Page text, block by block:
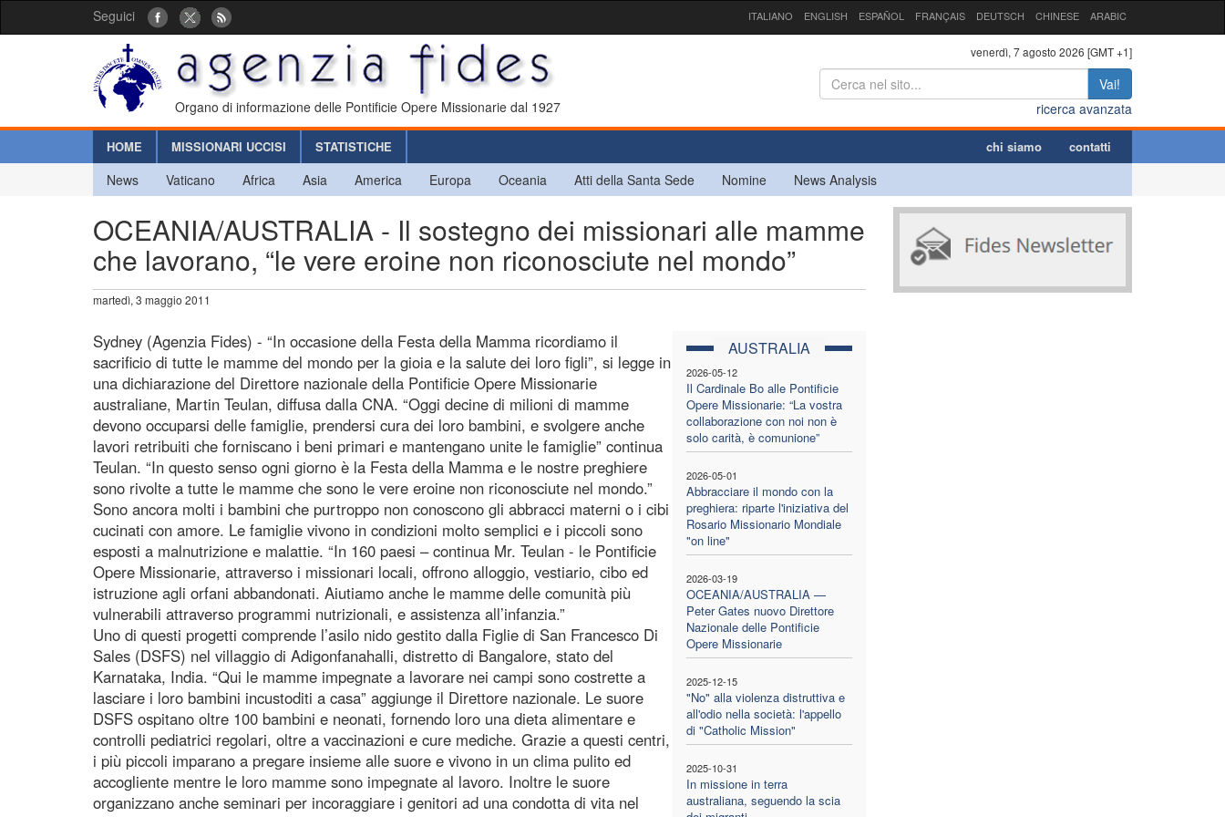
Seguici ITALIANO ENGLISH ESPAÑOL FRANÇAIS DEUTSCH CHINESE ARABIC
Organo di informazione delle Pontificie Opere Missionarie dal 1927
venerdì, 7 agosto 2026 [GMT +1]
Vai!
ricerca avanzata
HOME MISSIONARI UCCISI STATISTICHE chi siamo contatti
News Vaticano Africa Asia America Europa Oceania Atti della Santa Sede Nomine News Analysis
OCEANIA/AUSTRALIA - Il sostegno dei missionari alle mamme
che lavorano, “le vere eroine non riconosciute nel mondo”
martedì, 3 maggio 2011
AUSTRALIA
2026-05-12
Il Cardinale Bo alle Pontificie
Opere Missionarie: “La vostra
collaborazione con noi non è
solo carità, è comunione”
2026-05-01
Abbracciare il mondo con la
preghiera: riparte l'iniziativa del
Rosario Missionario Mondiale
"on line"
2026-03-19
OCEANIA/AUSTRALIA —
Peter Gates nuovo Direttore
Nazionale delle Pontificie
Opere Missionarie
2025-12-15
"No" alla violenza distruttiva e
all'odio nella società: l'appello
di "Catholic Mission"
2025-10-31
In missione in terra
australiana, seguendo la scia
Sydney (Agenzia Fides) - “In occasione della Festa della Mamma ricordiamo il
sacrificio di tutte le mamme del mondo per la gioia e la salute dei loro figli”, si legge in
una dichiarazione del Direttore nazionale della Pontificie Opere Missionarie
australiane, Martin Teulan, diffusa dalla CNA. “Oggi decine di milioni di mamme
devono occuparsi delle famiglie, prendersi cura dei loro bambini, e svolgere anche
lavori retribuiti che forniscano i beni primari e mantengano unite le famiglie” continua
Teulan. “In questo senso ogni giorno è la Festa della Mamma e le nostre preghiere
sono rivolte a tutte le mamme che sono le vere eroine non riconosciute nel mondo.”
Sono ancora molti i bambini che purtroppo non conoscono gli abbracci materni o i cibi
cucinati con amore. Le famiglie vivono in condizioni molto semplici e i piccoli sono
esposti a malnutrizione e malattie. “In 160 paesi – continua Mr. Teulan - le Pontificie
Opere Missionarie, attraverso i missionari locali, offrono alloggio, vestiario, cibo ed
istruzione agli orfani abbandonati. Aiutiamo anche le mamme delle comunità più
vulnerabili attraverso programmi nutrizionali, e assistenza all’infanzia.”
Uno di questi progetti comprende l’asilo nido gestito dalla Figlie di San Francesco Di
Sales (DSFS) nel villaggio di Adigonfanahalli, distretto di Bangalore, stato del
Karnataka, India. “Qui le mamme impegnate a lavorare nei campi sono costrette a
lasciare i loro bambini incustoditi a casa” aggiunge il Direttore nazionale. Le suore
DSFS ospitano oltre 100 bambini e neonati, fornendo loro una dieta alimentare e
controlli pediatrici regolari, oltre a vaccinazioni e cure mediche. Grazie a questi centri,
i più piccoli imparano a pregare insieme alle suore e vivono in un clima pulito ed
accogliente mentre le loro mamme sono impegnate al lavoro. Inoltre le suore
organizzano anche seminari per incoraggiare i genitori ad una condotta di vita nel